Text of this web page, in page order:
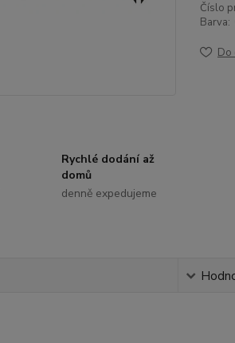
Číslo
Barva:
Do
Rychlé dodání až
domů
denně expedujeme